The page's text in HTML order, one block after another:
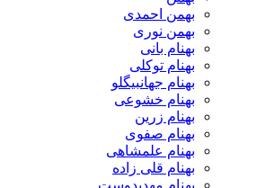
بهمن احمدی
بهمن نوری
بهنام بانی
بهنام توکلی
بهنام جهانبیگلو
بهنام خشوعی
بهنام زرین
بهنام صفوی
بهنام علمشاهی
بهنام قلی زاده